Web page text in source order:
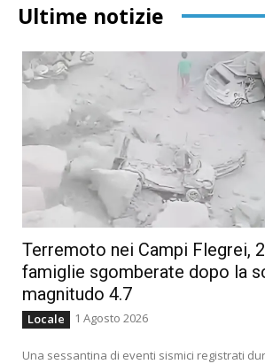
Ultime notizie
Terremoto nei Campi Flegrei,
famiglie sgomberate dopo la
magnitudo 4.7
Locale 1 Agosto 2026
Una sessantina di eventi sismici registrati